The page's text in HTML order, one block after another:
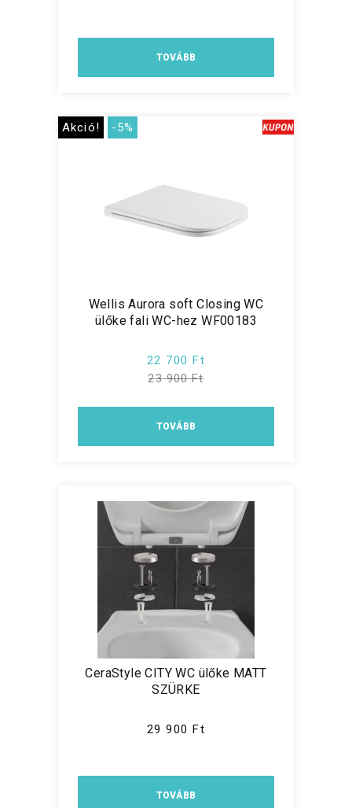
TOVÁBB
Akció! -5%
Wellis Aurora soft Closing WC
ülőke fali WC-hez WF00183
22 700 Ft
23 900 Ft
TOVÁBB
CeraStyle CITY WC ülőke MATT
SZÜRKE
29 900 Ft
TOVÁBB